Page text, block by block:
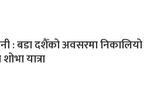
: बडा दशैँको अवसरमा निकालियो
यात्रा